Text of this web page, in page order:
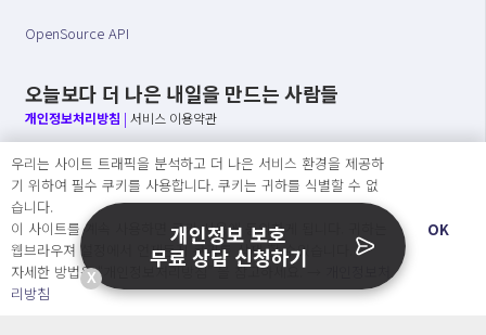
OpenSource API
오늘보다 더 나은 내일을 만드는 사람들
개인정보처리방침 | 서비스 이용약관
○ 개인정보보호 컴플라이언스를 선도하겠습니다.
○ 정보주체의 권리를 보장하겠습니다.
○ 기업의 개인정보보호를 위한 효율적 관리를 보장하겠습니다.
Copyright Ⓒ
2026 O.NE PEOPLE Co., Ltd. All rights reserved.
우리는 사이트 트래픽을 분석하고 더 나은 서비스 환경을 제공하
기 위하여 필수 쿠키를 사용합니다. 쿠키는 귀하를 식별할 수 없
습니다.
이 사이트를 계속 사용하면 쿠키 사용에 동의하게 됩니다. 귀하는
웹브라우져 설정에서 언제든지 쿠키를 삭제 할 수있습니다.
자세한 방법은 “개인정보처리방침” 을 참고하세요. →
리방침
OK
X
개인정보 보호
무료 상담 신청하기